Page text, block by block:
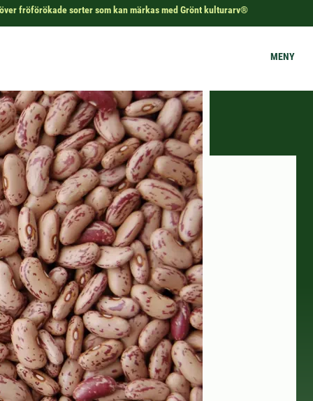
fröförökade sorter som kan märkas med Grönt kulturarv®
MENY